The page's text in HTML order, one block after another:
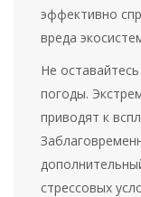
эффективно
вреда
Не
погоды.
приводят к
стрессовых